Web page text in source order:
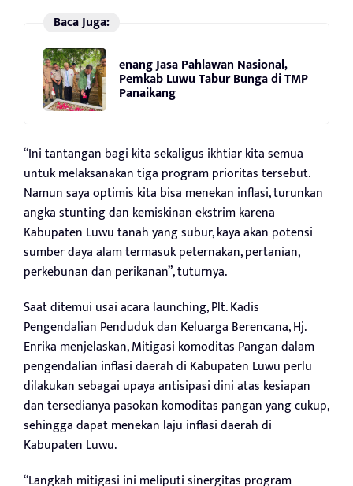
Baca Juga:
enang Jasa Pahlawan Nasional,
Pemkab Luwu Tabur Bunga di TMP
Panaikang
“Ini tantangan bagi kita sekaligus ikhtiar kita semua
untuk melaksanakan tiga program prioritas tersebut.
Namun saya optimis kita bisa menekan inflasi, turunkan
angka stunting dan kemiskinan ekstrim karena
Kabupaten Luwu tanah yang subur, kaya akan potensi
sumber daya alam termasuk peternakan, pertanian,
perkebunan dan perikanan”, tuturnya.
Saat ditemui usai acara launching, Plt. Kadis
Pengendalian Penduduk dan Keluarga Berencana, Hj.
Enrika menjelaskan, Mitigasi komoditas Pangan dalam
pengendalian inflasi daerah di Kabupaten Luwu perlu
dilakukan sebagai upaya antisipasi dini atas kesiapan
dan tersedianya pasokan komoditas pangan yang cukup,
sehingga dapat menekan laju inflasi daerah di
Kabupaten Luwu.
“Langkah mitigasi ini meliputi sinergitas program